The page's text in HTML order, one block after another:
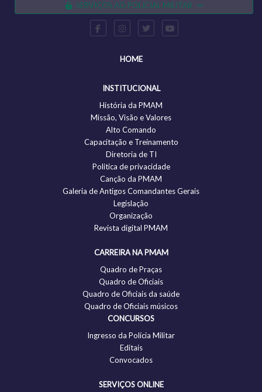
SERVIÇOS AO POLICIAL MILITAR
HOME
INSTITUCIONAL
História da PMAM
Missão, Visão e Valores
Alto Comando
Capacitação e Treinamento
Diretoria de TI
Politica de privacidade
Canção da PMAM
Galeria de Antigos Comandantes Gerais
Legislação
Organização
Revista digital PMAM
CARREIRA NA PMAM
Quadro de Praças
Quadro de Oficiais
Quadro de Oficiais da saúde
Quadro de Oficiais músicos
CONCURSOS
Ingresso da Polícia Militar
Editais
Convocados
SERVIÇOS ONLINE